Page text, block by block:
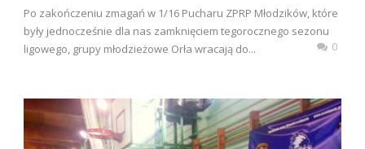
Po zakończeniu zmagań w 1/16 Pucharu ZPRP Młodzików, które
były jednocześnie dla nas zamknięciem tegorocznego sezonu
ligowego, grupy młodzieżowe Orła wracają do...
0